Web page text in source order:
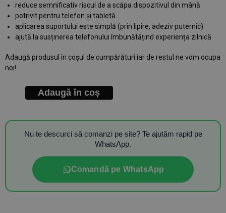
reduce semnificativ riscul de a scăpa dispozitivul din mână
potrivit pentru telefon și tabletă
aplicarea suportului este simplă (prin lipire, adeziv puternic)
ajută la susținerea telefonului îmbunătățind experiența zilnică
Adaugă produsul în coșul de cumpărături iar de restul ne vom ocupa
noi!
Adaugă în coș
Nu te descurci să comanzi pe site? Te ajutăm rapid pe
WhatsApp.
Comandă pe WhatsApp